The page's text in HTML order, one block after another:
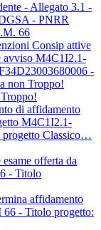
- Allegato 3.1 -
- PNRR
66
Consip attive
avviso M4C1I2.1-
-
non Troppo!
di affidamento
M4C1I2.1-
progetto Classico…
offerta da
- Titolo
affidamento
- Titolo progetto: